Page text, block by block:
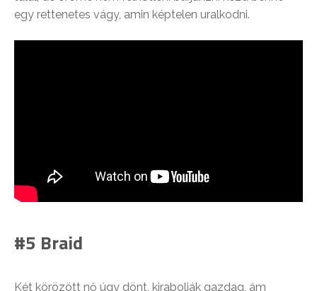
egy rettenetes vágy, amin képtelen uralkodni.
#5 Braid
Két körözött nő úgy dönt, kirabolják gazdag, ám